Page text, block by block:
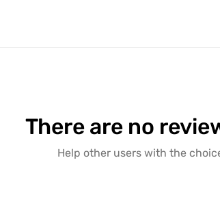
There are no
Help other users with the